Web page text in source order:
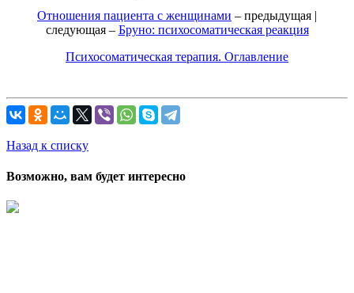
Отношения пациента с женщинами – предыдущая |
следующая – Бруно: психосоматическая реакция
Психосоматическая терапия. Оглавление
Назад к списку
Возможно, вам будет интересно